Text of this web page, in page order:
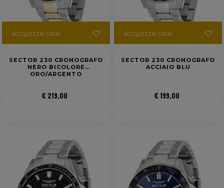
ACQUISTA ORA
SECTOR 230 CRONOGRAFO
NERO BICOLORE
ORO/ARGENTO
€ 219,00
ACQUISTA ORA
SECTOR 230 CRONOGRAFO
ACCIAIO BLU
€ 199,00